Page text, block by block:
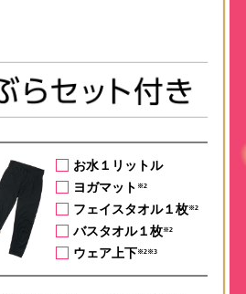
お水１リットル
ヨガマット ※2
フェイスタオル１枚※2
バスタオル１枚※2
ウェア上下※2※3